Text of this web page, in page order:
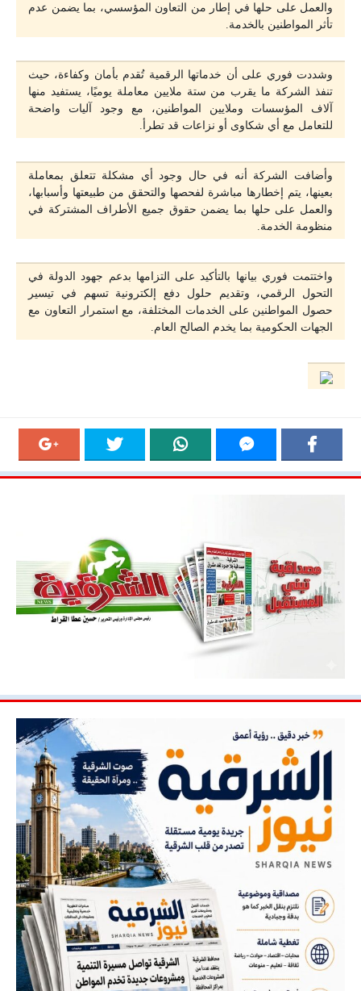
والعمل على حلها في إطار من التعاون المؤسسي، بما يضمن عدم
تأثر المواطنين بالخدمة.
وشددت فوري على أن خدماتها الرقمية تُقدم بأمان وكفاءة، حيث
تنفذ الشركة ما يقرب من ستة ملايين معاملة يوميًا، يستفيد منها
آلاف المؤسسات وملايين المواطنين، مع وجود آليات واضحة
للتعامل مع أي شكاوى أو نزاعات قد تطرأ.
وأضافت الشركة أنه في حال وجود أي مشكلة تتعلق بمعاملة
بعينها، يتم إخطارها مباشرة لفحصها والتحقق من طبيعتها وأسبابها،
والعمل على حلها بما يضمن حقوق جميع الأطراف المشتركة في
منظومة الخدمة.
واختتمت فوري بيانها بالتأكيد على التزامها بدعم جهود الدولة في
التحول الرقمي، وتقديم حلول دفع إلكترونية تسهم في تيسير
حصول المواطنين على الخدمات المختلفة، مع استمرار التعاون مع
الجهات الحكومية بما يخدم الصالح العام.